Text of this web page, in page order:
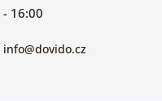
16:00
info@dovido.cz